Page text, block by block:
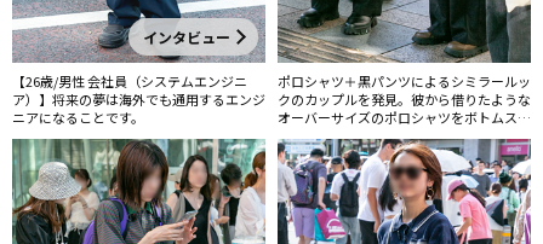
インタビュー
【26歳/男性 会社員（システムエンジニ
ア）】将来の夢は海外でも通用するエンジ
ニアになることです。
ポロシャツ＋黒パンツによるシミラールッ
クのカップルを発見。彼から借りたような
オーバーサイズのポロシャツをボトムスに
インして爽やかな印象に。